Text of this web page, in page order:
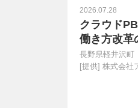
2026.07.28
クラウド
働き方改革
長野県軽井沢町
[提供] 株式会社